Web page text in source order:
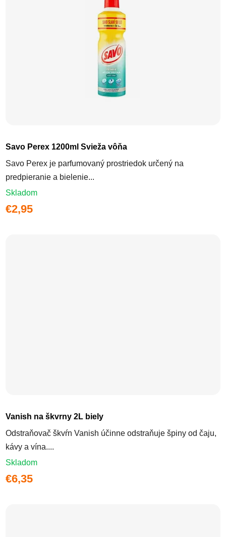
Savo Perex 1200ml Svieža vôňa
Savo Perex je parfumovaný prostriedok určený na
predpieranie a bielenie...
Skladom
€2,95
Vanish na škvrny 2L biely
Odstraňovač škvŕn Vanish účinne odstraňuje špiny od čaju,
kávy a vína....
Skladom
€6,35